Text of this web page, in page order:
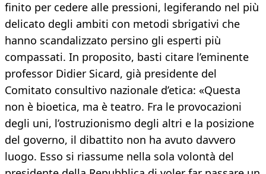
finito per cedere alle pressioni, legiferando nel più
delicato degli ambiti con metodi sbrigativi che
hanno scandalizzato persino gli esperti più
compassati. In proposito, basti citare l’eminente
professor Didier Sicard, già presidente del
Comitato consultivo nazionale d’etica: «Questa
non è bioetica, ma è teatro. Fra le provocazioni
degli uni, l’ostruzionismo degli altri e la posizione
del governo, il dibattito non ha avuto davvero
luogo. Esso si riassume nella sola volontà del